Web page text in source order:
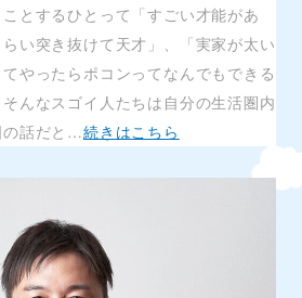
とするひとって「すごい才能があ
い突き抜けて天才」、「実家が太い
やったらポコンってなんでもできる
んなスゴイ人たちは自分の生活圏内
の話だと…続きはこちら